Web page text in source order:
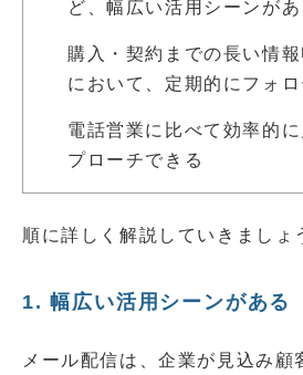
ど、幅広い活用シーンがあ
購入・契約までの長い情
において、定期的にフォ
電話営業に比べて効率的
プローチできる
順に詳しく解説していきましょ
1. 幅広い活用シーンがある
メール配信は、企業が見込み顧